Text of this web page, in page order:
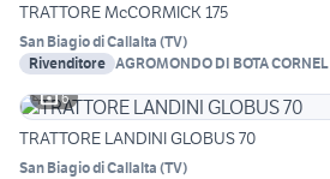
TRATTORE McCORMICK 175
San Biagio di Callalta (TV)
Rivenditore AGROMONDO DI BOTA CORNEL
6
TRATTORE LANDINI GLOBUS 70
San Biagio di Callalta (TV)